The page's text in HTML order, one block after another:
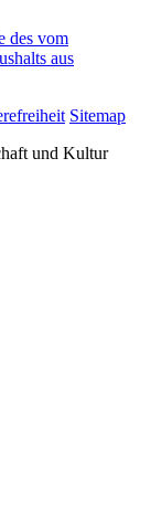
des vom
aus
Sitemap
und Kultur